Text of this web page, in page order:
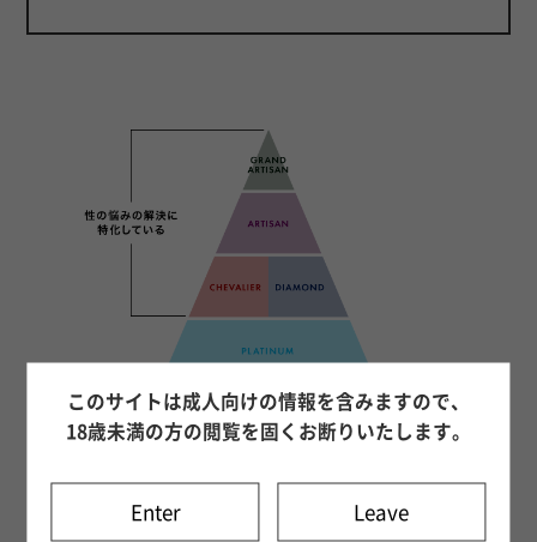
このサイトは成人向けの情報を含みますので、
18歳未満の方の閲覧を固くお断りいたします。
Enter Leave